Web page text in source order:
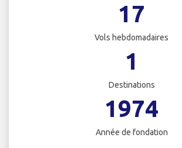
17
Vols hebdomadaires
1
Destinations
1974
Année de fondation